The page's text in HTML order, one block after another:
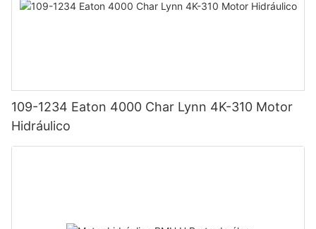
109-1234 Eaton 4000 Char Lynn 4K-310 Motor
Hidráulico